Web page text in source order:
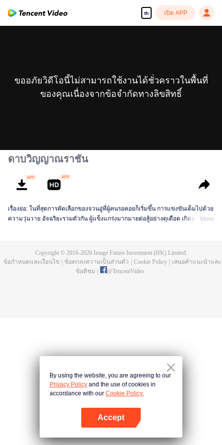
th เปิด APP
ขออภัยวิดีโอนี้ไม่สามารถใช้งานได้ชั่วคราวในพื้นที่
ของคุณเนื่องจากข้อจำกัดทางลิขสิทธิ์
ดาบวิญญาณราชัน
เรื่องย่อ: ในที่สุดการคัดเลือกของจวนอู่ที่ผู้คนรอคอยก็เริ่มขึ้น การแข่งขันเต็มไปด้วย
ความวุ่นวาย อัจฉริยะรวมตัวกัน ผู้แข็งแกร่งมากมายต่อสู้อย่างดุเดือด เกิดอุบัติเหตุ
การลอบสังหารที่ไม่อาจคาดเดานี้ได้อย่างไร
More
Copyright © 2016-2026Image Future Investment (HK) Limited.
ข้อกำหนดและเงื่อนไข
ข้อตกลงความเป็นส่วนตัว Cookie Policy
เสนอคำแนะนำและ
ข้อติชม
@TencentVideo
By using the website, you are agreeing to our
Privacy Policy and the use of cookies in
accordance with our Cookie Policy.
Accept